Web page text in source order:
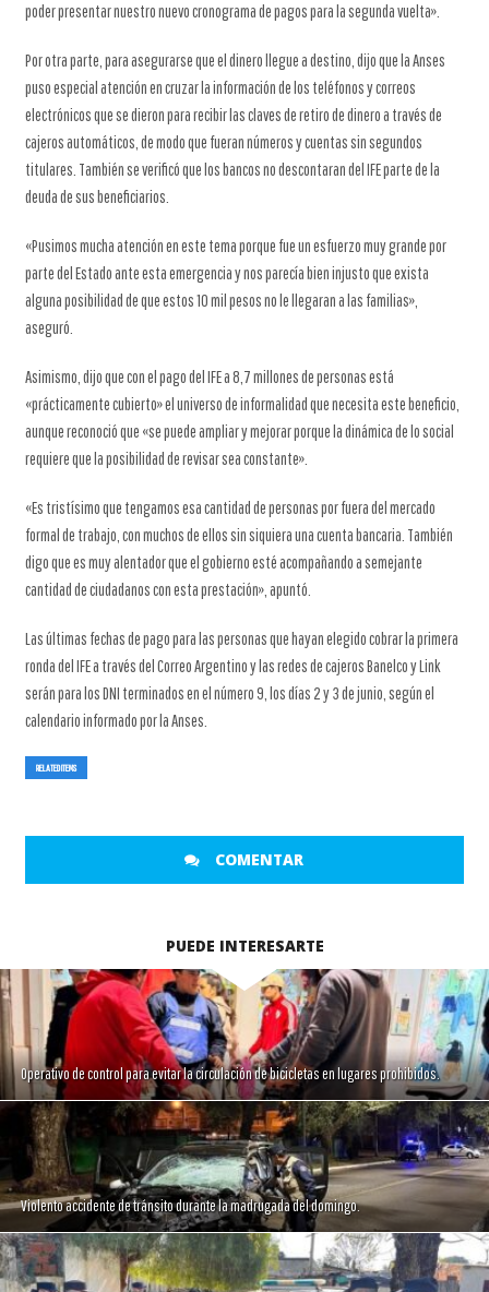
poder presentar nuestro nuevo cronograma de pagos para la segunda vuelta».
Por otra parte, para asegurarse que el dinero llegue a destino, dijo que la Anses
puso especial atención en cruzar la información de los teléfonos y correos
electrónicos que se dieron para recibir las claves de retiro de dinero a través de
cajeros automáticos, de modo que fueran números y cuentas sin segundos
titulares. También se verificó que los bancos no descontaran del IFE parte de la
deuda de sus beneficiarios.
«Pusimos mucha atención en este tema porque fue un esfuerzo muy grande por
parte del Estado ante esta emergencia y nos parecía bien injusto que exista
alguna posibilidad de que estos 10 mil pesos no le llegaran a las familias»,
aseguró.
Asimismo, dijo que con el pago del IFE a 8,7 millones de personas está
«prácticamente cubierto» el universo de informalidad que necesita este beneficio,
aunque reconoció que «se puede ampliar y mejorar porque la dinámica de lo social
requiere que la posibilidad de revisar sea constante».
«Es tristísimo que tengamos esa cantidad de personas por fuera del mercado
formal de trabajo, con muchos de ellos sin siquiera una cuenta bancaria. También
digo que es muy alentador que el gobierno esté acompañando a semejante
cantidad de ciudadanos con esta prestación», apuntó.
Las últimas fechas de pago para las personas que hayan elegido cobrar la primera
ronda del IFE a través del Correo Argentino y las redes de cajeros Banelco y Link
serán para los DNI terminados en el número 9, los días 2 y 3 de junio, según el
calendario informado por la Anses.
RELATED ITEMS
COMENTAR
PUEDE INTERESARTE
Operativo de control para evitar la circulación de bicicletas en lugares prohibidos.
Violento accidente de tránsito durante la madrugada del domingo.